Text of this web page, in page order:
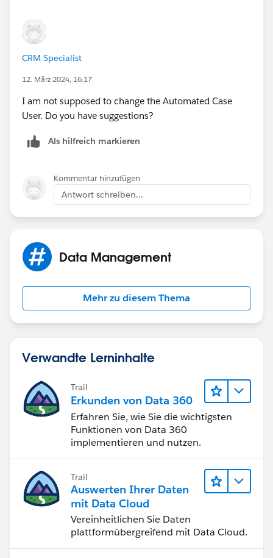
4. Click
CRM Specialist
12. März 2024, 16:17
I am not supposed to change the Automated Case
User. Do you have suggestions?
Als hilfreich markieren
Kommentar hinzufügen
Antwort schreiben...
Data Management
Mehr zu diesem Thema
Verwandte Lerninhalte
Trail
Erkunden von Data 360
Erfahren Sie, wie Sie die wichtigsten
Funktionen von Data 360
implementieren und nutzen.
Trail
Auswerten Ihrer Daten
mit Data Cloud
Vereinheitlichen Sie Daten
plattformübergreifend mit Data Cloud.